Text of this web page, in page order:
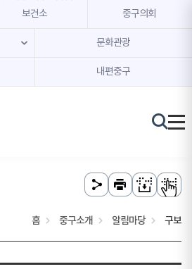
본문 내용 바로가기
주메뉴 바로가기
보건소 중구의회
문화관광
내편중구
홈 중구소개 알림마당 구보